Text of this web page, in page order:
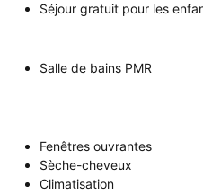
Séjour gratuit pour les
Salle de bains PMR
Fenêtres ouvrantes
Sèche-cheveux
Climatisation